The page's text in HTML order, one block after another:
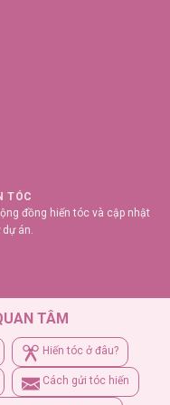
TÓC
đồng hiến tóc và cập nhật
án.
TÂM
Hiến tóc ở đâu?
Cách gửi tóc hiến